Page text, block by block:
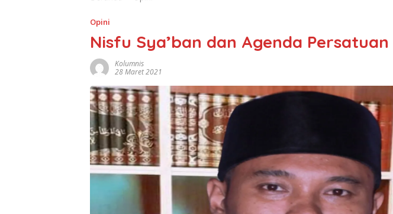
Opini
Nisfu Sya’ban dan Agenda Persatuan
Kolumnis
28 Maret 2021